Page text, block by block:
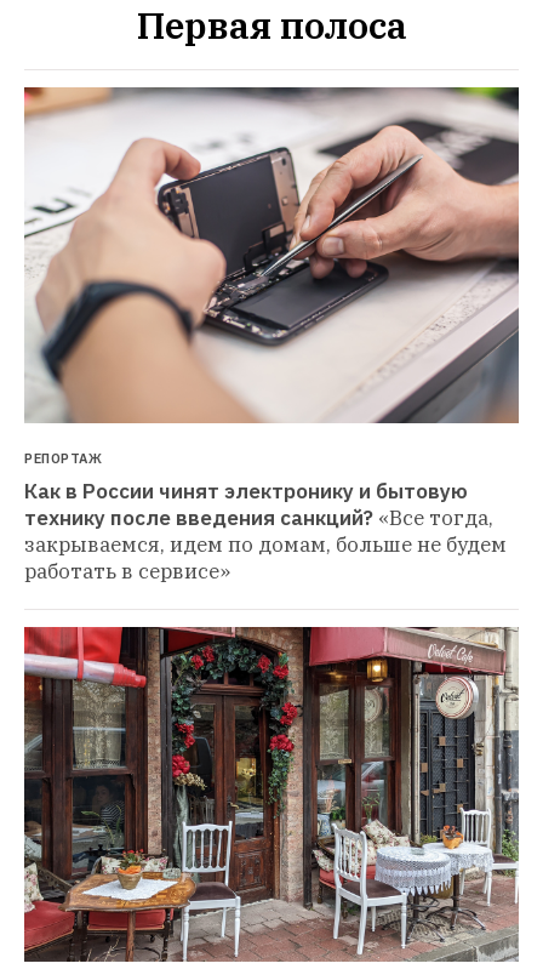
Первая полоса
РЕПОРТАЖ
Как в России чинят электронику и бытовую
технику после введения санкций? «Все тогда,
закрываемся, идем по домам, больше не будем
работать в сервисе»